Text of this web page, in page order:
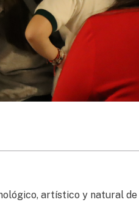
artístico y natural de